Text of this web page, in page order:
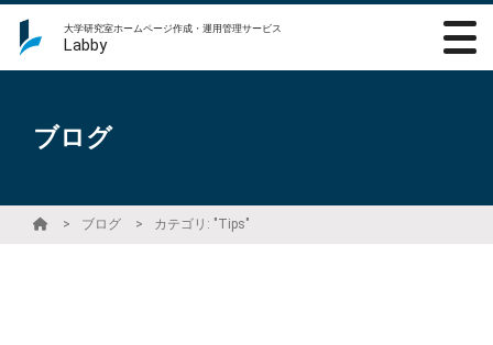
大学研究室ホームページ作成・運用管理サービス
Labby
ブログ
ブログ カテゴリ: "Tips"